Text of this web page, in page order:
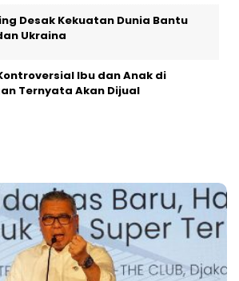
Desak Kekuatan Dunia Bantu
Ukraina
Ibu dan Anak di
Ternyata Akan Dijual